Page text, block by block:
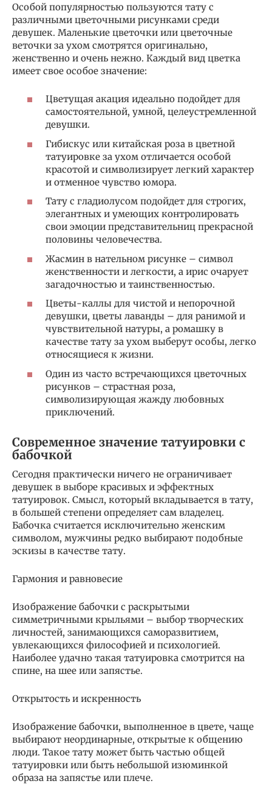
Особой популярностью пользуются тату с
различными цветочными рисунками среди
девушек. Маленькие цветочки или цветочные
веточки за ухом смотрятся оригинально,
женственно и очень нежно. Каждый вид цветка
имеет свое особое значение:
Цветущая акация идеально подойдет для
самостоятельной, умной, целеустремленной
девушки.
Гибискус или китайская роза в цветной
татуировке за ухом отличается особой
красотой и символизирует легкий характер
и отменное чувство юмора.
Тату с гладиолусом подойдет для строгих,
элегантных и умеющих контролировать
свои эмоции представительниц прекрасной
половины человечества.
Жасмин в нательном рисунке – символ
женственности и легкости, а ирис очарует
загадочностью и таинственностью.
Цветы-каллы для чистой и непорочной
девушки, цветы лаванды – для ранимой и
чувствительной натуры, а ромашку в
качестве тату за ухом выберут особы, легко
относящиеся к жизни.
Один из часто встречающихся цветочных
рисунков – страстная роза,
символизирующая жажду любовных
приключений.
Современное значение татуировки с
бабочкой
Сегодня практически ничего не ограничивает
девушек в выборе красивых и эффектных
татуировок. Смысл, который вкладывается в тату,
в большей степени определяет сам владелец.
Бабочка считается исключительно женским
символом, мужчины редко выбирают подобные
эскизы в качестве тату.
Гармония и равновесие
Изображение бабочки с раскрытыми
симметричными крыльями – выбор творческих
личностей, занимающихся саморазвитием,
увлекающихся философией и психологией.
Наиболее удачно такая татуировка смотрится на
спине, на шее или запястье.
Открытость и искренность
Изображение бабочки, выполненное в цвете, чаще
выбирают неординарные, открытые к общению
люди. Такое тату может быть частью общей
татуировки или быть небольшой изюминкой
образа на запястье или плече.